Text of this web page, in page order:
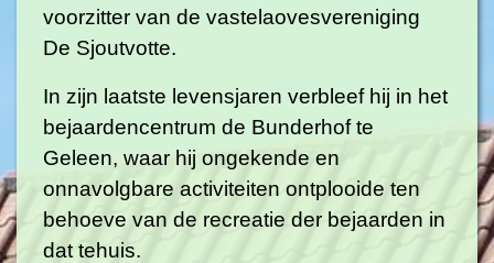
voorzitter van de vastelaovesvereniging
De Sjoutvotte.
In zijn laatste levensjaren verbleef hij in het
bejaardencentrum de Bunderhof te
Geleen, waar hij ongekende en
onnavolgbare activiteiten ontplooide ten
behoeve van de recreatie der bejaarden in
dat tehuis.